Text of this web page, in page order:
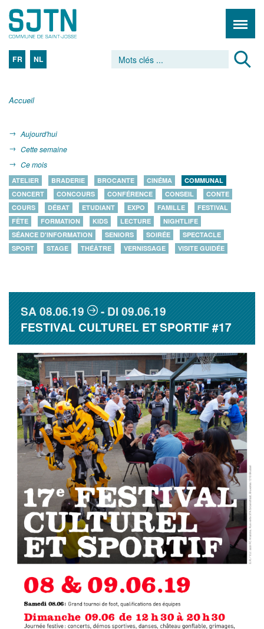
FR NL
Accueil
Aujourd'hui
Cette semaine
Ce mois
ATELIER BRADERIE BROCANTE CINÉMA
COMMUNAL
CONCERT
CONCOURS CONFÉRENCE CONSEIL
CONTE
COURS
DÉBAT ETUDIANT EXPO FAMILLE
FESTIVAL
FÊTE
FORMATION KIDS LECTURE
NIGHTLIFE
SÉANCE D'INFORMATION
SENIORS SOIRÉE
SPECTACLE
SPORT
STAGE THÉÂTRE VERNISSAGE VISITE GUIDÉE
SA08.06.19 DI09.06.19
FESTIVAL CULTUREL ET SPORTIF #17